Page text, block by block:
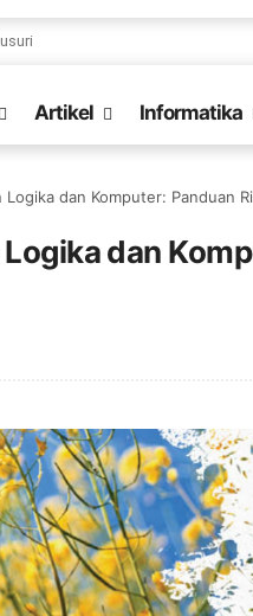
Artikel Informatika
Logika dan Komputer: Panduan
dan